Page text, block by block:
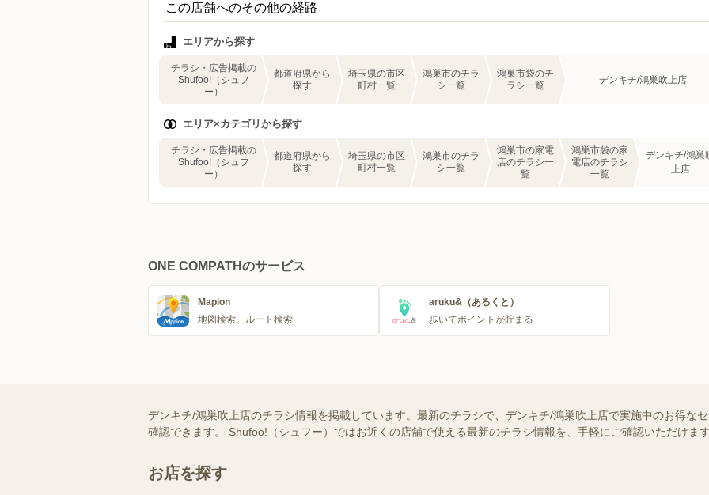
この店舗へのその他の経路
エリアから探す
チラシ・広告掲載の
Shufoo!（シュフ
ー）
都道府県から
探す
埼玉県の市区
町村一覧
鴻巣市のチラ
シ一覧
鴻巣市袋のチ
ラシ一覧
デンキチ/鴻巣吹上店
エリア×カテゴリから探す
チラシ・広告掲載の
Shufoo!（シュフ
ー）
都道府県から
探す
埼玉県の市区
町村一覧
鴻巣市のチラ
シ一覧
鴻巣市の家電
店のチラシ一
覧
鴻巣市袋の家
電店のチラシ
一覧
デンキチ/鴻巣
上店
ONE COMPATHのサービス
Mapion
地図検索、ルート検索
aruku&（あるくと）
歩いてポイントが貯まる
デンキチ/鴻巣吹上店のチラシ情報を掲載しています。最新のチラシで、デンキチ/鴻巣吹上店で実施中のお得な
確認できます。 Shufoo!（シュフー）ではお近くの店舗で使える最新のチラシ情報を、手軽にご確認いただけま
お店を探す